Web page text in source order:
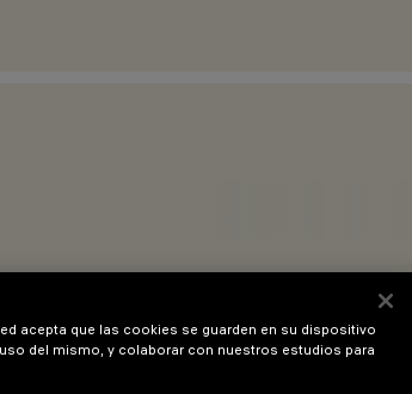
acepta que las cookies se guarden en su dispositivo
del mismo, y colaborar con nuestros estudios para